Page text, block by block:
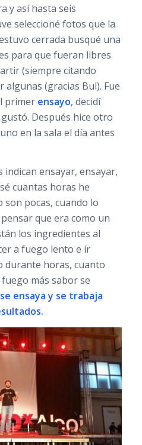
y así hasta seis
seleccioné fotos que la
cerrada busqué una
para que fueran libres
(siempre citando
(gracias Bul). Fue
primer ensayo, decidí
Después hice otro
en la sala el día antes
indican ensayar, ensayar,
cuantas horas he
son pocas, cuando lo
que era como un
los ingredientes al
a fuego lento e ir
durante horas, cuanto
más sabor se
ensaya y se trabaja